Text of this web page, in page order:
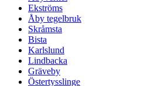
Ekströms
Åby tegelbruk
Skråmsta
Bista
Karlslund
Lindbacka
Gräveby
Östertysslinge